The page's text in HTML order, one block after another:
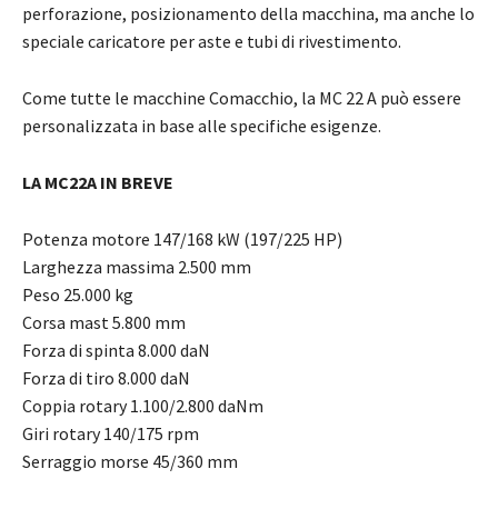
perforazione, posizionamento della macchina, ma anche lo
speciale caricatore per aste e tubi di rivestimento.
Come tutte le macchine Comacchio, la MC 22 A può essere
personalizzata in base alle specifiche esigenze.
LA MC22A IN BREVE
Potenza motore 147/168 kW (197/225 HP)
Larghezza massima 2.500 mm
Peso 25.000 kg
Corsa mast 5.800 mm
Forza di spinta 8.000 daN
Forza di tiro 8.000 daN
Coppia rotary 1.100/2.800 daNm
Giri rotary 140/175 rpm
Serraggio morse 45/360 mm